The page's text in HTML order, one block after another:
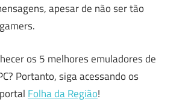
apesar de não ser tão
os 5 melhores emuladores de
Portanto, siga acessando os
Folha da Região!